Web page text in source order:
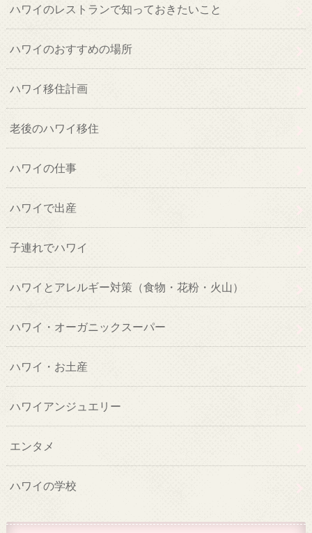
ハワイのレストランで知っておきたいこと
ハワイのおすすめの場所
ハワイ移住計画
老後のハワイ移住
ハワイの仕事
ハワイで出産
子連れでハワイ
ハワイとアレルギー対策（食物・花粉・火山）
ハワイ・オーガニックスーパー
ハワイ・お土産
ハワイアンジュエリー
エンタメ
ハワイの学校